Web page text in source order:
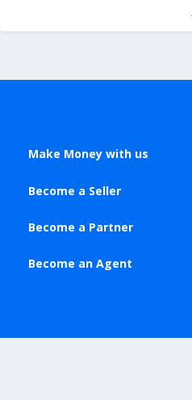
Make Money with us
Become a Seller
Become a Partner
Become an Agent